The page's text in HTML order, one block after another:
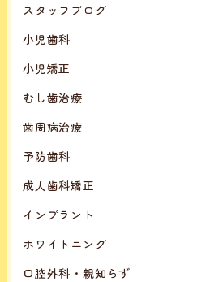
スタッフブログ
小児歯科
小児矯正
むし歯治療
歯周病治療
予防歯科
成人歯科矯正
インプラント
ホワイトニング
口腔外科・親知らず